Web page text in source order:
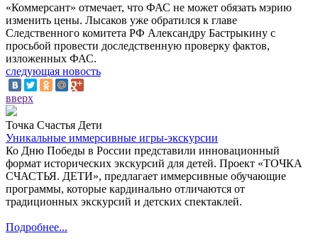
«Коммерсант» отмечает, что ФАС не может обязать мэрию
изменить цены. Лысаков уже обратился к главе
Следственного комитета РФ Александру Бастрыкину с
просьбой провести доследственную проверку фактов,
изложенных ФАС.
следующая новость
вверх
Точка Счастья Дети
Уникальные иммерсивные игры-экскурсии
Ко Дню Победы в России представили инновационный
формат исторических экскурсий для детей. Проект «ТОЧКА
СЧАСТЬЯ. ДЕТИ», предлагает иммерсивные обучающие
программы, которые кардинально отличаются от
традиционных экскурсий и детских спектаклей.
Подробнее...